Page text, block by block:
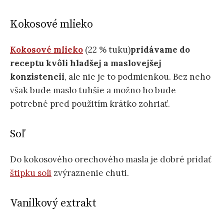
Kokosové mlieko
Kokosové mlieko (22 % tuku)pridávame do
receptu kvôli hladšej a maslovejšej
konzistencii, ale nie je to podmienkou. Bez neho
však bude maslo tuhšie a možno ho bude
potrebné pred použitím krátko zohriať.
Soľ
Do kokosového orechového masla je dobré pridať
štipku soli zvýraznenie chuti.
Vanilkový extrakt